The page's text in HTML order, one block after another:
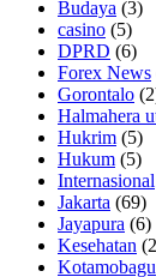
Budaya (3)
casino (5)
DPRD (6)
Forex News
Gorontalo
Halmahera
Hukrim (5)
Hukum (5)
Internasional
Jakarta (69)
Jayapura (6)
Kesehatan
Kotamobagu